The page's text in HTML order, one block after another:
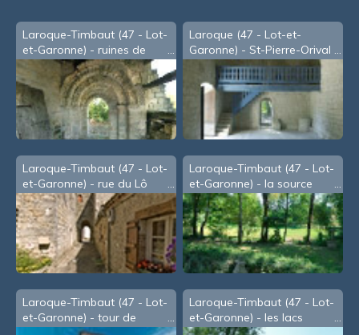
Laroque-Timbaut (47 - Lot-
et-Garonne) - ruines de
l'église de Vitrac
Laroque (47 - Lot-et-
Garonne) - St-Pierre-Orival
Laroque-Timbaut (47 - Lot-
et-Garonne) - rue du Lô
Laroque-Timbaut (47 - Lot-
et-Garonne) - la source
Laroque-Timbaut (47 - Lot-
et-Garonne) - tour de
Laroque-Timbaut (47 - Lot-
et-Garonne) - les lacs